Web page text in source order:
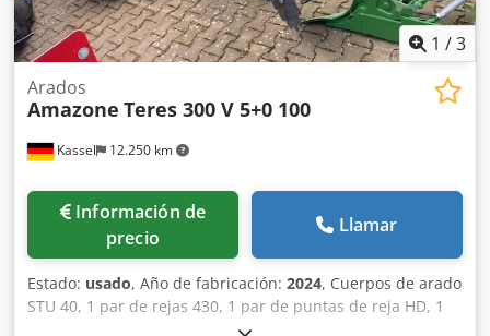
1 /3
Kassel 12.250 km
Arados
Amazone Teres 300 V 5+0 100
Información de
precio
Llamar
Estado: usado, Año de fabricación: 2024, Cuerpos de arado
STU 40, 1 par de rejas 430, 1 par de puntas de reja HD, 1
par / vástago de abridor previo para altura de bastidor 80